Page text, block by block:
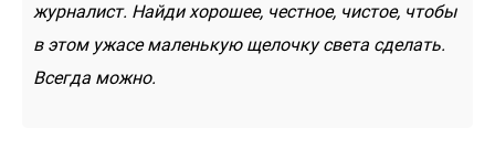
журналист. Найди хорошее, честное, чистое, чтобы
в этом ужасе маленькую щелочку света сделать.
Всегда можно.